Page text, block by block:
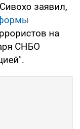
заявил,
на
СНБО